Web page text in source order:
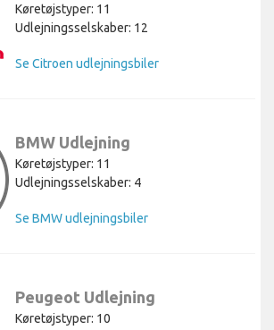
Køretøjstyper: 11
Udlejningsselskaber: 12
Se Citroen udlejningsbiler
BMW Udlejning
Køretøjstyper: 11
Udlejningsselskaber: 4
Se BMW udlejningsbiler
Peugeot Udlejning
Køretøjstyper: 10